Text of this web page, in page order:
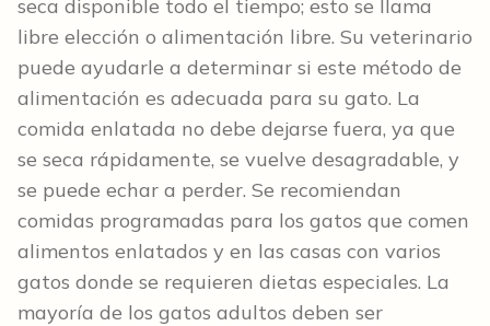
seca disponible todo el tiempo; esto se llama
libre elección o alimentación libre. Su veterinario
puede ayudarle a determinar si este método de
alimentación es adecuada para su gato. La
comida enlatada no debe dejarse fuera, ya que
se seca rápidamente, se vuelve desagradable, y
se puede echar a perder. Se recomiendan
comidas programadas para los gatos que comen
alimentos enlatados y en las casas con varios
gatos donde se requieren dietas especiales. La
mayoría de los gatos adultos deben ser